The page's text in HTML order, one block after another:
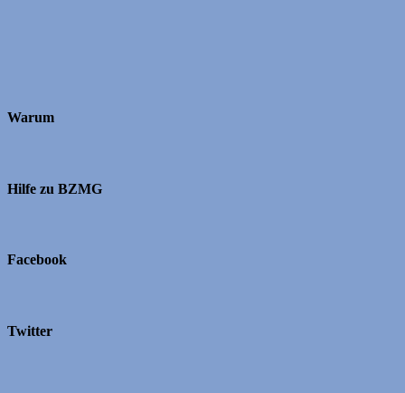
Warum
Hilfe zu BZMG
Facebook
Twitter